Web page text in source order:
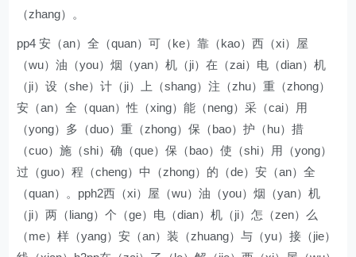
（zhang）。
pp4 安（an）全（quan）可（ke）靠（kao）西（xi）屋
（wu）油（you）烟（yan）机（ji）在（zai）电（dian）机
（ji）设（she）计（ji）上（shang）注（zhu）重（zhong）
安（an）全（quan）性（xing）能（neng）采（cai）用
（yong）多（duo）重（zhong）保（bao）护（hu）措
（cuo）施（shi）确（que）保（bao）使（shi）用（yong）
过（guo）程（cheng）中（zhong）的（de）安（an）全
（quan）。pph2西（xi）屋（wu）油（you）烟（yan）机
（ji）两（liang）个（ge）电（dian）机（ji）怎（zen）么
（me）样（yang）安（an）装（zhuang）与（yu）接（jie）